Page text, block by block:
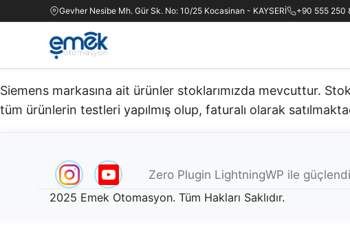
Gevher Nesibe Mh. Gür Sk. No: 10/25 Kocasinan - KAYSERİ +90 555 250
Siemens markasına ait ürünler stoklarımızda mevcuttur.
tüm ürünlerin testleri yapılmış olup, faturalı olarak
Zero Plugin LightningWP ile
2025 Emek Otomasyon. Tüm Hakları Saklıdır.